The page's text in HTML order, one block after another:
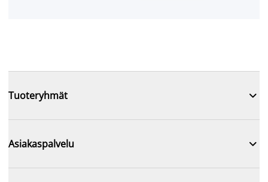
Tuoteryhmät 
Asiakaspalvelu 